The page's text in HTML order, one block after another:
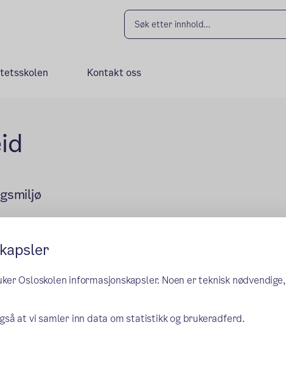
Osloskolen informasjonskapsler. Noen er teknisk nødvendige,
at vi samler inn data om statistikk og brukeradferd.
Kontakt oss
og
hjem–